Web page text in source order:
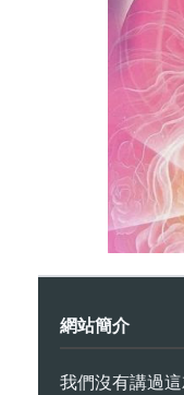
網站簡介
我們沒有講過